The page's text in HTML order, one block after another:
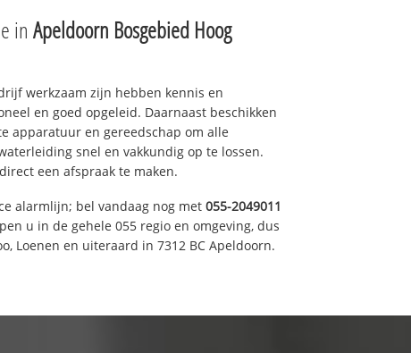
in Apeldoorn Bosgebied Hoog
werkzaam zijn hebben kennis en
en goed opgeleid. Daarnaast beschikken
apparatuur en gereedschap om alle
snel en vakkundig op te lossen.
een afspraak te maken.
alarmlijn; bel vandaag nog met 055-2049011
u in de gehele 055 regio en omgeving, dus
Loenen en uiteraard in 7312 BC Apeldoorn.